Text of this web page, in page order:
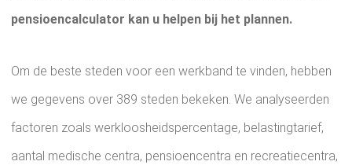
pensioencalculator kan u helpen bij het plannen.
Om de beste steden voor een werkband te vinden, hebben
we gegevens over 389 steden bekeken. We analyseerden
factoren zoals werkloosheidspercentage, belastingtarief,
aantal medische centra, pensioencentra en recreatiecentra,